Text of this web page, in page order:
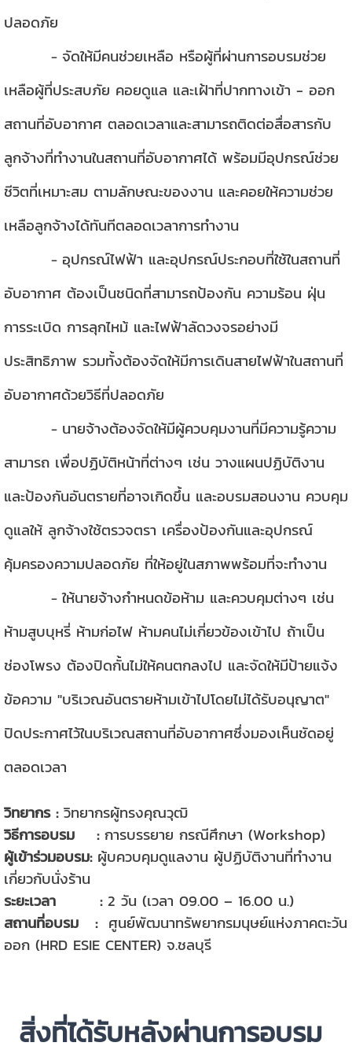
ปลอดภัย
- จัดให้มีคนช่วยเหลือ หรือผู้ที่ผ่านการอบรมช่วย
เหลือผู้ที่ประสบภัย คอยดูแล และเฝ้าที่ปากทางเข้า - ออก
สถานที่อับอากาศ ตลอดเวลาและสามารถติดต่อสื่อสารกับ
ลูกจ้างที่ทำงานในสถานที่อับอากาศได้ พร้อมมีอุปกรณ์ช่วย
ชีวิตที่เหมาะสม ตามลักษณะของงาน และคอยให้ความช่วย
เหลือลูกจ้างได้ทันทีตลอดเวลาการทำงาน
- อุปกรณ์ไฟฟ้า และอุปกรณ์ประกอบที่ใช้ในสถานที่
อับอากาศ ต้องเป็นชนิดที่สามารถป้องกัน ความร้อน ฝุ่น
การระเบิด การลุกไหม้ และไฟฟ้าลัดวงจรอย่างมี
ประสิทธิภาพ รวมทั้งต้องจัดให้มีการเดินสายไฟฟ้าในสถานที่
อับอากาศด้วยวิธีที่ปลอดภัย
- นายจ้างต้องจัดให้มีผู้ควบคุมงานที่มีความรู้ความ
สามารถ เพื่อปฏิบัติหน้าที่ต่างๆ เช่น วางแผนปฏิบัติงาน
และป้องกันอันตรายที่อาจเกิดขึ้น และอบรมสอนงาน ควบคุม
ดูแลให้ ลูกจ้างใช้ตรวจตรา เครื่องป้องกันและอุปกรณ์
คุ้มครองความปลอดภัย ที่ให้อยู่ในสภาพพร้อมที่จะทำงาน
-ให้นายจ้างกำหนดข้อห้าม และควบคุมต่างๆ เช่น
ห้ามสูบบุหรี่ ห้ามก่อไฟ ห้ามคนไม่เกี่ยวข้องเข้าไป ถ้าเป็น
ช่องโพรง ต้องปิดกั้นไม่ให้คนตกลงไป และจัดให้มีป้ายแจ้ง
ข้อความ "บริเวณอันตรายห้ามเข้าไปโดยไม่ได้รับอนุญาต"
ปิดประกาศไว้ในบริเวณสถานที่อับอากาศซึ่งมองเห็นชัดอยู่
ตลอดเวลา
วิทยากร : วิทยากรผู้ทรงคุณวุฒิ
วิธีการอบรม : การบรรยาย กรณีศึกษา (Workshop)
ผู้เข้าร่วมอบรม: ผู้บควบคุมดูแลงาน ผู้ปฏิบัติงานที่ทำงาน
เกี่ยวกับนั่งร้าน
ระยะเวลา : 2 วัน (เวลา 09.00 – 16.00 น.)
สถานที่อบรม
:ศูนย์พัฒนาทรัพยากรมนุษย์แห่งภาคตะวัน
ออก (HRD ESIE CENTER) จ.ชลบุรี
สิ่งที่ได้รับหลังผ่านการอบรม